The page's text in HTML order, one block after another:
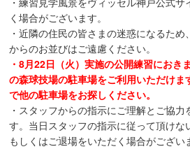
く場合がございます。
・近隣の住民の皆さまの迷惑になるた
からのお並びはご遠慮ください。
・8月22日（火）実施の公開練習におき
の森球技場の駐車場をご利用いただけ
で他の駐車場をお探しください。
・スタッフからの指示にご理解とご協
す。当日スタッフの指示に従って頂けな
もしくはご退場をいただく場合がござい